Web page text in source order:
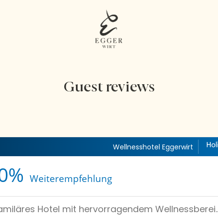
Guest reviews
Wellnesshotel Eggerwirt
Weiterempfehlung
Hotel mit hervorragendem